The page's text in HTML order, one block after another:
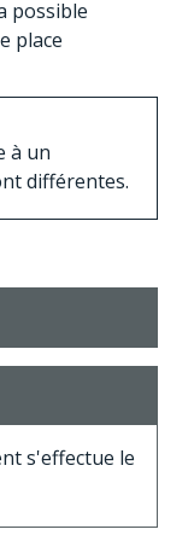
possible
place
à un
différentes.
s'effectue le